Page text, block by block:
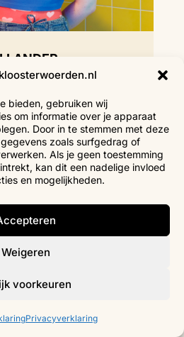
bieden, gebruiken wij
om informatie over je apparaat
Door in te stemmen met deze
zoals surfgedrag of
Als je geen toestemming
kan dit een nadelige invloed
en mogelijkheden.
Weigeren
voorkeuren
Privacyverklaring
Musical